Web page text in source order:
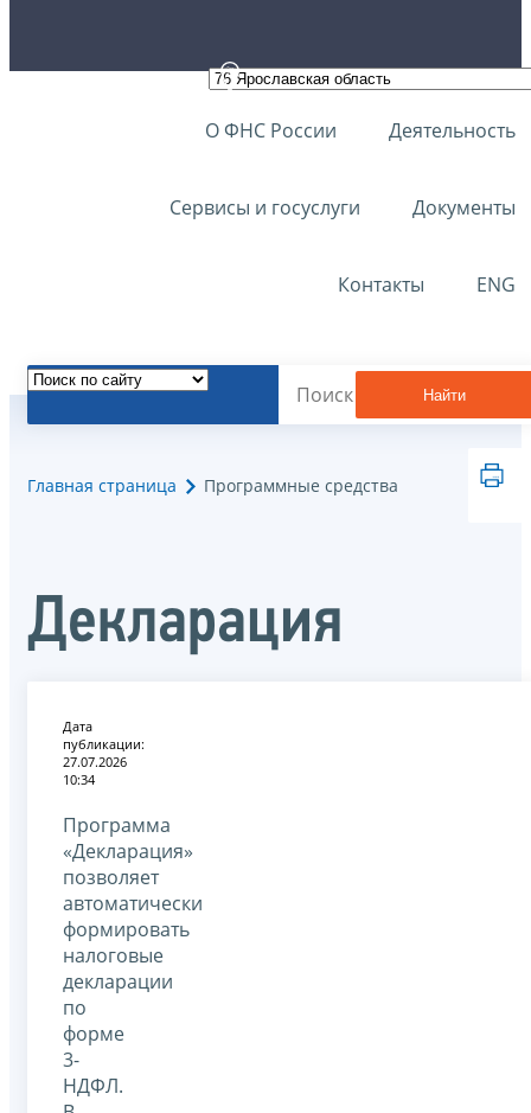
О ФНС России Деятельность
Сервисы и госуслуги Документы
Контакты ENG
Найти
Главная страница Программные средства
Декларация
Дата
публикации:
27.07.2026
10:34
Программа
«Декларация»
позволяет
автоматически
формировать
налоговые
декларации
по
форме
3-
НДФЛ.